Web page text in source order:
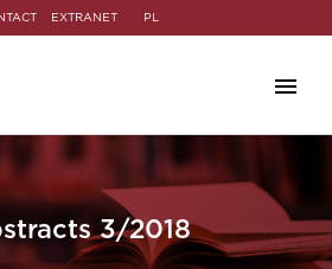
EXTRANET PL
3/2018